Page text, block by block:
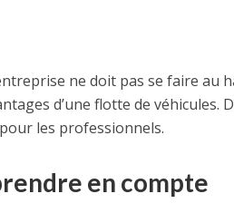
ne doit pas se faire au
d’une flotte de véhicules.
les professionnels.
en compte